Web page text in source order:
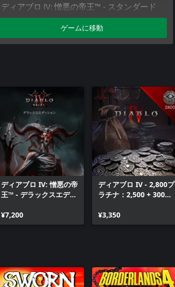
ディアブロ IV: 憎悪の帝王™ - スタンダード
パック
ゲームに移動
ディアブロ IV: 憎悪の帝
王™ - デラックスエディ
¥7,200
ディアブロ IV - 2,800プ
ラチナ：2,500 + 300プ
¥3,350